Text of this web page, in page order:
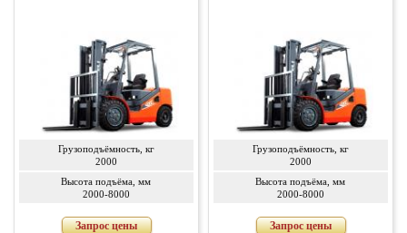
Грузоподъёмность, кг
2000
Высота подъёма, мм
2000-8000
Запрос цены
Грузоподъёмность, кг
2000
Высота подъёма, мм
2000-8000
Запрос цены